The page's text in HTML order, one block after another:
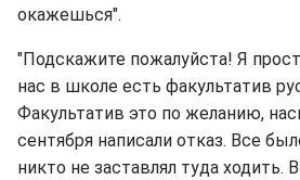
окажешься".
"Подскажите пожалуйста! Я
нас в школе есть факультатив
Факультатив это по желанию,
сентября написали отказ. Все
никто не заставлял туда